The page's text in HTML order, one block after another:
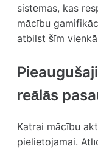
sistēmas, kas
mācību
atbilst šīm
reālās
Katrai mācību
pielietojamai.